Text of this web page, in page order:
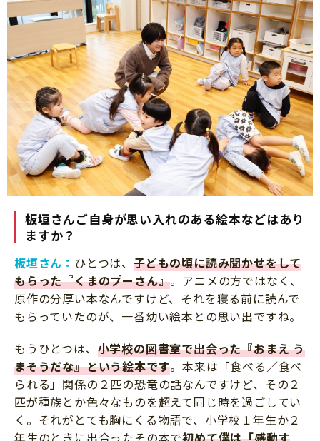
板垣さんご自身が思い入れのある絵本などはあり
ますか？
板垣さん： ひとつは、 子どもの頃に読み聞かせをして
もらった『くまのプーさん』。アニメの方ではなく、
原作の分厚い本なんですけど、それを寝る前に読んで
もらっていたのが、一番幼い絵本との思い出ですね。
もうひとつは、 小学校の図書室で出会った『おまえ う
まそうだな』という絵本です。本来は「食べる／食べ
られる」関係の２匹の恐竜の話なんですけど、その２
匹が種族とか色々なものを超えて同じ時を過ごしてい
く。それがとても胸にくる物語で、小学校１年生か２
年生のときに出合ったその本で初めて僕は「感動す